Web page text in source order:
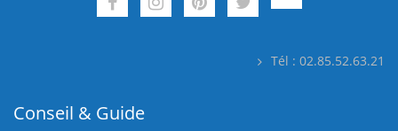
Tél : 02.85.52.63.21
Conseil & Guide